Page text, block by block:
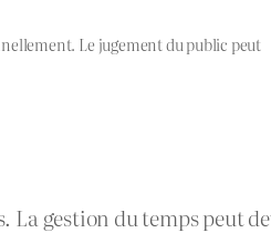
Le jugement du public peut
La gestion du temps peut